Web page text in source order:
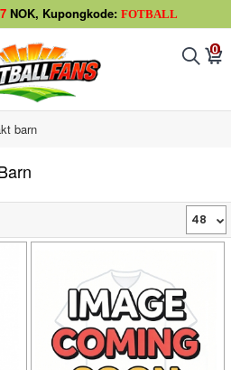
NOK, Kupongkode: FOTBALL
󰂨 0
󰃦
barn